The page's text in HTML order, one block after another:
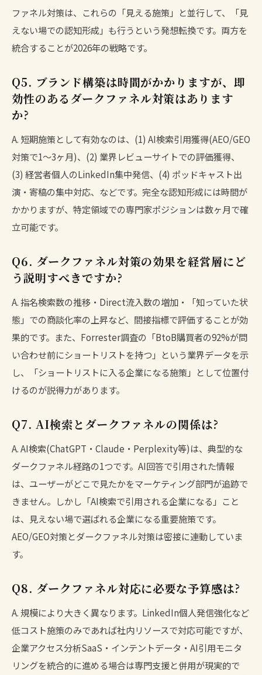
ファネル対策は、これらの「見える施策」と並行して、「見
えない場での認知形成」も行うという発想転換です。両方を
統合することが2026年の戦略です。
Q5. ブランド構築は時間がかかりますが、即
効性のあるダークファネル対策はあります
か?
A. 短期施策として有効なのは、(1) AI検索引用獲得(AEO/GEO
対策で1〜3ヶ月)、(2) 業界レビューサイトでの評価獲得、
(3) 経営者個人のLinkedIn集中発信、(4) ポッドキャスト出
演・寄稿の集中対応、などです。完全な認知形成には時間が
かかりますが、特定領域での専門家ポジションは数ヶ月で確
立可能です。
Q6. ダークファネル対策の効果を経営層にど
う説明すべきですか?
A. 指名検索数の推移・Direct流入数の増加・「知っていた状
態」での商談化率の上昇など、間接指標で評価することが効
果的です。また、Forrester調査の「BtoB購買者の92%が問
い合わせ前にショートリストを持つ」という業界データを示
し、「ショートリストに入る企業になる施策」として位置付
けるのが説得力があります。
Q7. AI検索とダークファネルの関係は?
A. AI検索(ChatGPT・Claude・Perplexity等)は、典型的な
ダークファネル経路の1つです。AI回答で引用された情報
は、ユーザーがどこで見たかをマーケティング部門が追跡で
きません。しかし「AI検索で引用される企業になる」こと
は、見えない場で選ばれる企業になる重要施策です。
AEO/GEO対策とダークファネル対策は密接に連動していま
す。
Q8. ダークファネル対応に必要な予算感は?
A. 規模により大きく異なります。LinkedIn個人発信強化など
低コスト施策のみであれば社内リソースで対応可能ですが、
企業アクセス分析SaaS・インテントデータ・AI引用モニタ
リングを統合的に進める場合は専門支援と併用が現実的で